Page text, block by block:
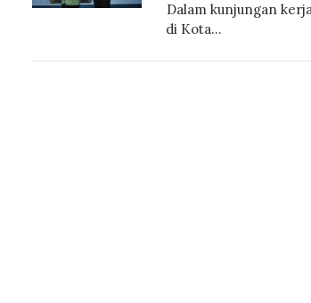
Dalam kunjungan
di Kota...